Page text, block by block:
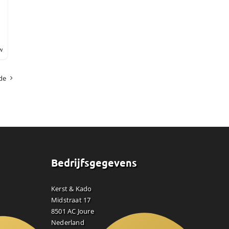
Bedrijfsgegevens
Kerst & Kado
Midstraat 17
8501 AC Joure
Nederland